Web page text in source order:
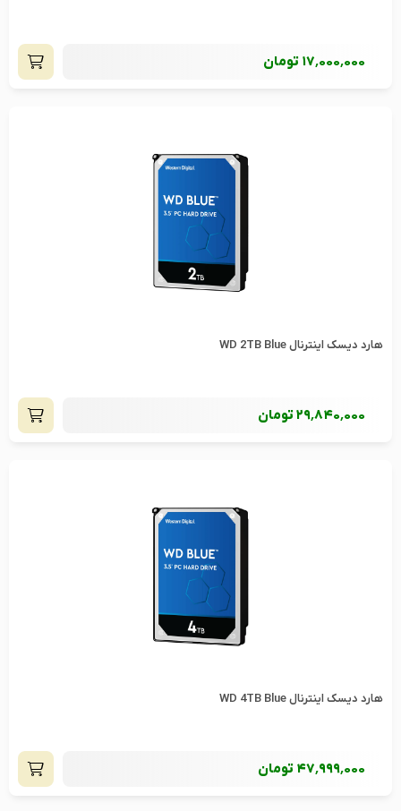
17٬000٬000 تومان
هارد دیسک اینترنال WD 2TB Blue
29٬840٬000تومان
هارد دیسک اینترنال WD 4TB Blue
47٬999٬000 تومان